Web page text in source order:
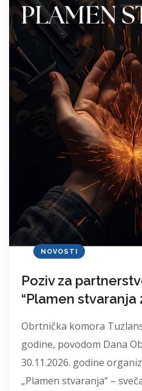
NOVOSTI
Poziv za
“Plamen stvaranja
Obrtnička komora
godine, povodom Dana
30.11.2026. godine
„Plamen stvaranja“ –